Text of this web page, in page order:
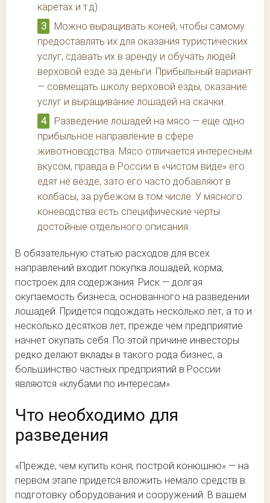
каретах и т.д).
Можно выращивать коней, чтобы самому
предоставлять их для оказания туристических
услуг, сдавать их в аренду и обучать людей
верховой езде за деньги. Прибыльный вариант
— совмещать школу верховой езды, оказание
услуг и выращивание лошадей на скачки.
Разведение лошадей на мясо — еще одно
прибыльное направление в сфере
животноводства. Мясо отличается интересным
вкусом, правда в России в «чистом виде» его
едят не везде, зато его часто добавляют в
колбасы, за рубежом в том числе. У мясного
коневодства есть специфические черты
достойные отдельного описания.
В обязательную статью расходов для всех
направлений входит покупка лошадей, корма,
построек для содержания. Риск — долгая
окупаемость бизнеса, основанного на разведении
лошадей. Придется подождать несколько лет, а то и
несколько десятков лет, прежде чем предприятие
начнет окупать себя. По этой причине инвесторы
редко делают вклады в такого рода бизнес, а
большинство частных предприятий в России
являются «клубами по интересам».
Что необходимо для
разведения
«Прежде, чем купить коня, построй конюшню» — на
первом этапе придется вложить немало средств в
подготовку оборудования и сооружений. В вашем